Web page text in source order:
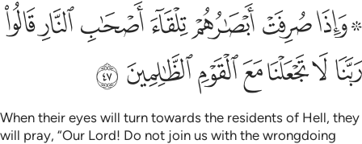
۞ واذا صرفت ابصارهم تلقاء اصحاب النار قالوا ربنا لا تجعلنا مع القوم
۞ وَإِذَا صُرِفَتْ أَبْصَـٰرُهُمْ تِلْقَآءَ أَصْحَـٰبِ ٱلنَّارِ قَالُوا۟ رَبَّنَا
ﲁﲂﲃﲄﲅﲆﲇﲈ
ﲉﲊﲋﲌﲍﲎﲏ
When their eyes will turn towards the residents of Hell, they
will pray, “Our Lord! Do not join us with the wrongdoing